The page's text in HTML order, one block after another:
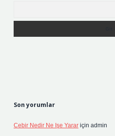
Son yorumlar
Cebir Nedir Ne Işe Yarar için admin